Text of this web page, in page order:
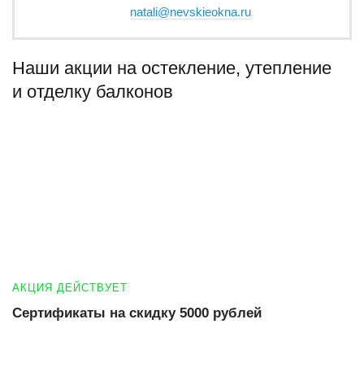
natali@nevskieokna.ru
Наши акции на остекление, утепление
и отделку балконов
АКЦИЯ ДЕЙСТВУЕТ
Сертификаты на скидку 5000 рублей